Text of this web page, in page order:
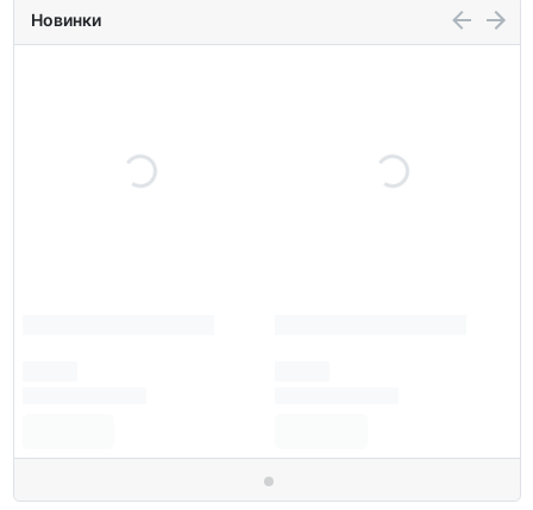
Новинки